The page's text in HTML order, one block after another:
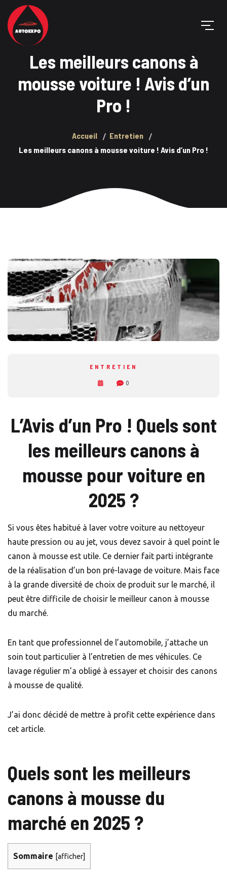
Les meilleurs canons à
mousse voiture ! Avis d’un
Pro !
Accueil
Entretien
Les meilleurs canons à mousse voiture ! Avis d’un Pro !
ENTRETIEN
0
L’Avis d’un Pro ! Quels sont
les meilleurs canons à
mousse pour voiture en
2025 ?
Si vous êtes habitué à laver votre voiture au nettoyeur
haute pression ou au jet, vous devez savoir à quel point le
canon à mousse est utile. Ce dernier fait parti intégrante
de la réalisation d’un bon pré-lavage de voiture. Mais face
à la grande diversité de choix de produit sur le marché, il
peut être difficile de choisir le meilleur canon à mousse
du marché.
En tant que professionnel de l’automobile, j’attache un
soin tout particulier à l’entretien de mes véhicules. Ce
lavage régulier m’a obligé à essayer et choisir des canons
à mousse de qualité.
J’ai donc décidé de mettre à profit cette expérience dans
cet article.
Quels sont les meilleurs
canons à mousse du
marché en 2025 ?
Sommaire [afficher]